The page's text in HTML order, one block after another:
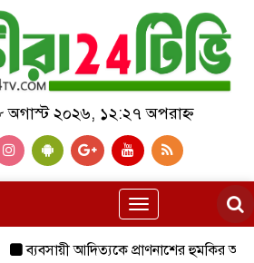
অগাস্ট ২০২৬, ১২:২৭ অপরাহ্ন
Toggle
navigation
ব্যবসায়ী আদিত্যকে প্রাণনাশের হুমকির অভিযোগ,